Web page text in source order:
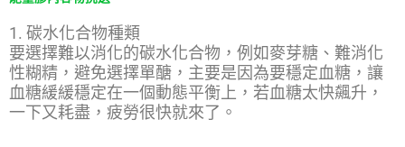
1. 碳水化合物種類
要選擇難以消化的碳水化合物，例如麥芽糖、難消化
性糊精，避免選擇單醣，主要是因為要穩定血糖，讓
血糖緩緩穩定在一個動態平衡上，若血糖太快飆升，
一下又耗盡，疲勞很快就來了。